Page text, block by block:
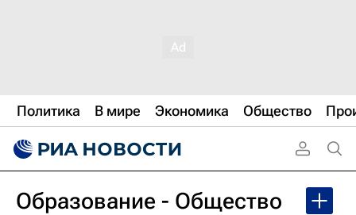
Политика В мире Экономика Общество
Образование - Общество